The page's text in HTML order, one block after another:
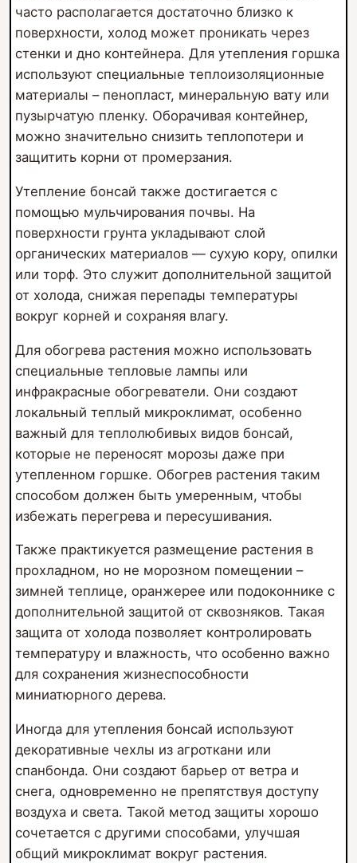
часто располагается достаточно близко к
поверхности, холод может проникать через
стенки и дно контейнера. Для утепления горшка
используют специальные теплоизоляционные
материалы – пенопласт, минеральную вату или
пузырчатую пленку. Оборачивая контейнер,
можно значительно снизить теплопотери и
защитить корни от промерзания.
Утепление бонсай также достигается с
помощью мульчирования почвы. На
поверхности грунта укладывают слой
органических материалов — сухую кору, опилки
или торф. Это служит дополнительной защитой
от холода, снижая перепады температуры
вокруг корней и сохраняя влагу.
Для обогрева растения можно использовать
специальные тепловые лампы или
инфракрасные обогреватели. Они создают
локальный теплый микроклимат, особенно
важный для теплолюбивых видов бонсай,
которые не переносят морозы даже при
утепленном горшке. Обогрев растения таким
способом должен быть умеренным, чтобы
избежать перегрева и пересушивания.
Также практикуется размещение растения в
прохладном, но не морозном помещении –
зимней теплице, оранжерее или подоконнике с
дополнительной защитой от сквозняков. Такая
защита от холода позволяет контролировать
температуру и влажность, что особенно важно
для сохранения жизнеспособности
миниатюрного дерева.
Иногда для утепления бонсай используют
декоративные чехлы из агроткани или
спанбонда. Они создают барьер от ветра и
снега, одновременно не препятствуя доступу
воздуха и света. Такой метод защиты хорошо
сочетается с другими способами, улучшая
общий микроклимат вокруг растения.